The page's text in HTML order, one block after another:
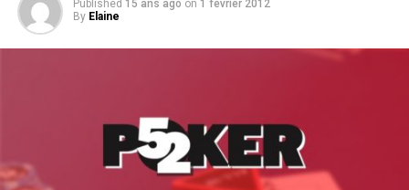
Published 15 ans ago on 1 février 2012
By Elaine